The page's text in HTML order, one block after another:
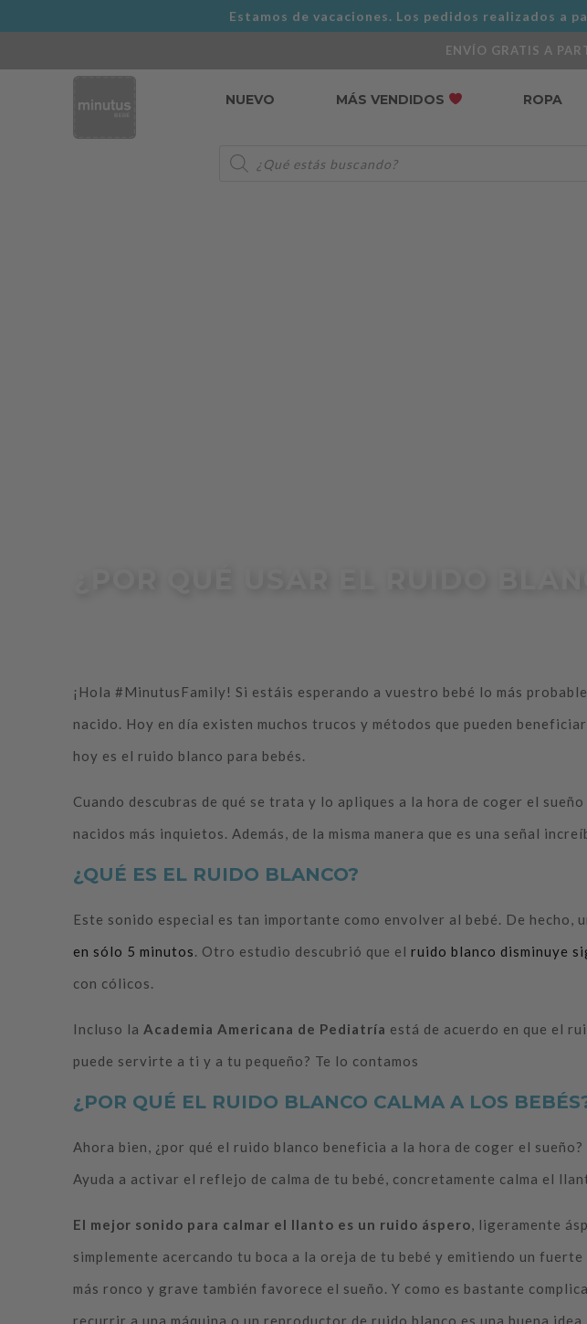
Estamos de vacaciones. Los pedidos realizados a
ENVÍO GRATIS A
NUEVO MÁS VENDIDOS ROPA
Búsqueda
de
productos
¡Hola #MinutusFamily! Si estáis esperando a vuestro bebé lo más
nacido. Hoy en día existen muchos trucos y métodos que pueden
hoy es el ruido blanco para bebés.
Cuando descubras de qué se trata y lo apliques a la hora de coger el
nacidos más inquietos. Además, de la misma manera que es una señal
¿QUÉ ES EL RUIDO BLANCO?
Este sonido especial es tan importante como envolver al bebé. De hecho,
en sólo 5 minutos. Otro estudio descubrió que el ruido blanco disminuye
con cólicos.
Incluso la Academia Americana de Pediatría está de acuerdo en que el
puede servirte a ti y a tu pequeño? Te lo contamos
¿POR QUÉ EL RUIDO BLANCO CALMA A LOS
Ahora bien, ¿por qué el ruido blanco beneficia a la hora de coger el
Ayuda a activar el reflejo de calma de tu bebé, concretamente calma el
El mejor sonido para calmar el llanto es un ruido áspero, ligeramente
simplemente acercando tu boca a la oreja de tu bebé y emitiendo un
más ronco y grave también favorece el sueño. Y como es bastante
recurrir a una máquina o un reproductor de ruido blanco es una buena idea.